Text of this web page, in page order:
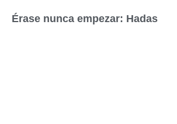
Érase nunca empezar: Hadas